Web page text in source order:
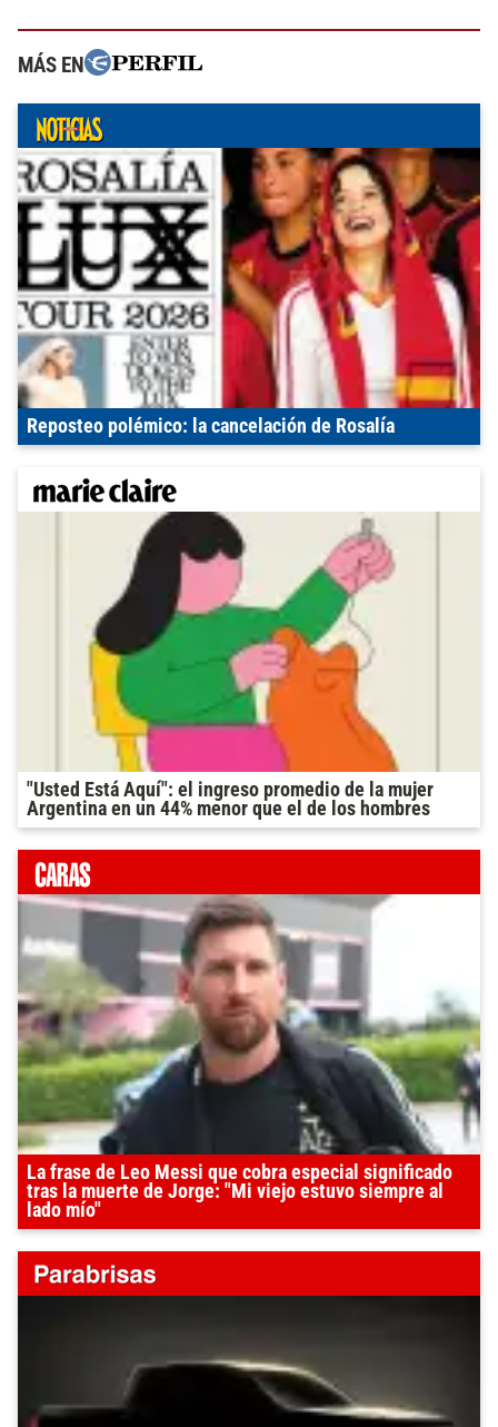
MÁS EN
Reposteo polémico: la cancelación de Rosalía
"Usted Está Aquí": el ingreso promedio de la mujer
Argentina en un 44% menor que el de los hombres
La frase de Leo Messi que cobra especial significado
tras la muerte de Jorge: "Mi viejo estuvo siempre al
lado mío"